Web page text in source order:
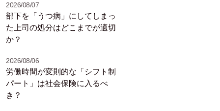
2026/08/07
部下を「うつ病」にしてしまっ
た上司の処分はどこまでが適切
か？
2026/08/06
労働時間が変則的な「シフト制
パート」は社会保険に入るべ
き？